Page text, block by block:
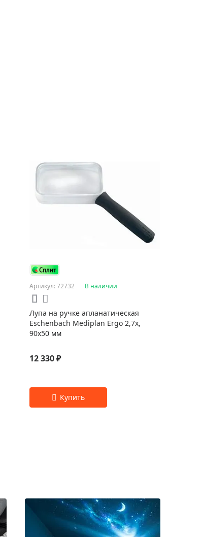
Артикул: 72732 В наличии
Лупа на ручке апланатическая
Eschenbach Mediplan Ergo 2,7x,
90x50 мм
12 330 ₽